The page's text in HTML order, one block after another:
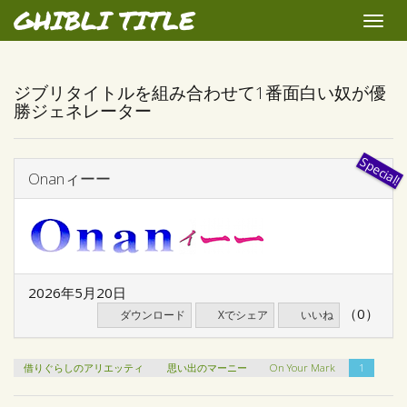
GHIBLI TITLE
Toggle
ジブリタイトルを組み合わせて1番面白い奴が優
勝ジェネレーター
Onanィーー
2026年5月20日
ダウンロード Xでシェア いいね （0）
借りぐらしのアリエッティ 思い出のマーニー On Your Mark 1